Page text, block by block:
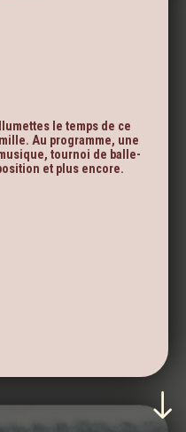
le temps de ce
Au programme, une
tournoi de balle-
et plus encore.